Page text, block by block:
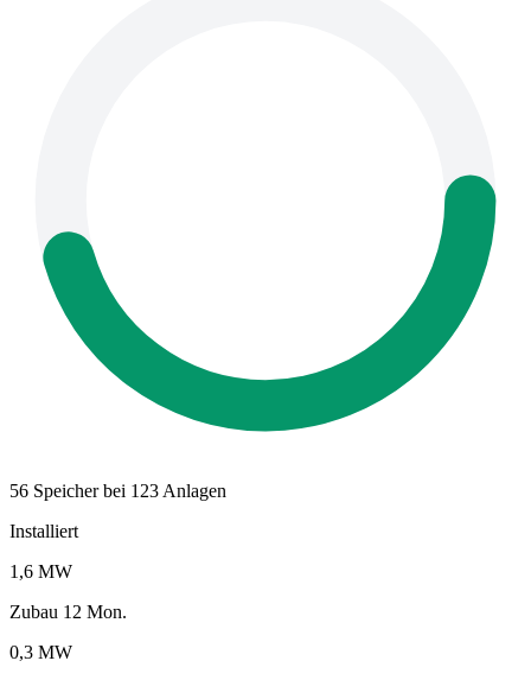
56 Speicher bei 123 Anlagen
Installiert
1,6 MW
Zubau 12 Mon.
0,3 MW